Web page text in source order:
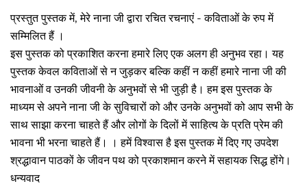
प्रस्तुत पुस्तक में, मेरे नाना जी द्वारा रचित रचनाएं - कविताओं के रुप में
सम्मिलित हैं ।
इस पुस्तक को प्रकाशित करना हमारे लिए एक अलग ही अनुभव रहा। यह
पुस्तक केवल कविताओं से न जुड़कर बल्कि कहीं न कहीं हमारे नाना जी की
भावनाओं व उनकी जीवनी के अनुभवों से भी जुड़ी है। हम इस पुस्तक के
माध्यम से अपने नाना जी के सुविचारों को और उनके अनुभवों को आप सभी के
साथ साझा करना चाहते हैं और लोगों के दिलों में साहित्य के प्रति प्रेम की
भावना भी भरना चाहते हैं। । हमें विश्वास है इस पुस्तक में दिए गए उपदेश
श्रद्धावान पाठकों के जीवन पथ को प्रकाशमान करने में सहायक सिद्ध होंगे।
धन्यवाद